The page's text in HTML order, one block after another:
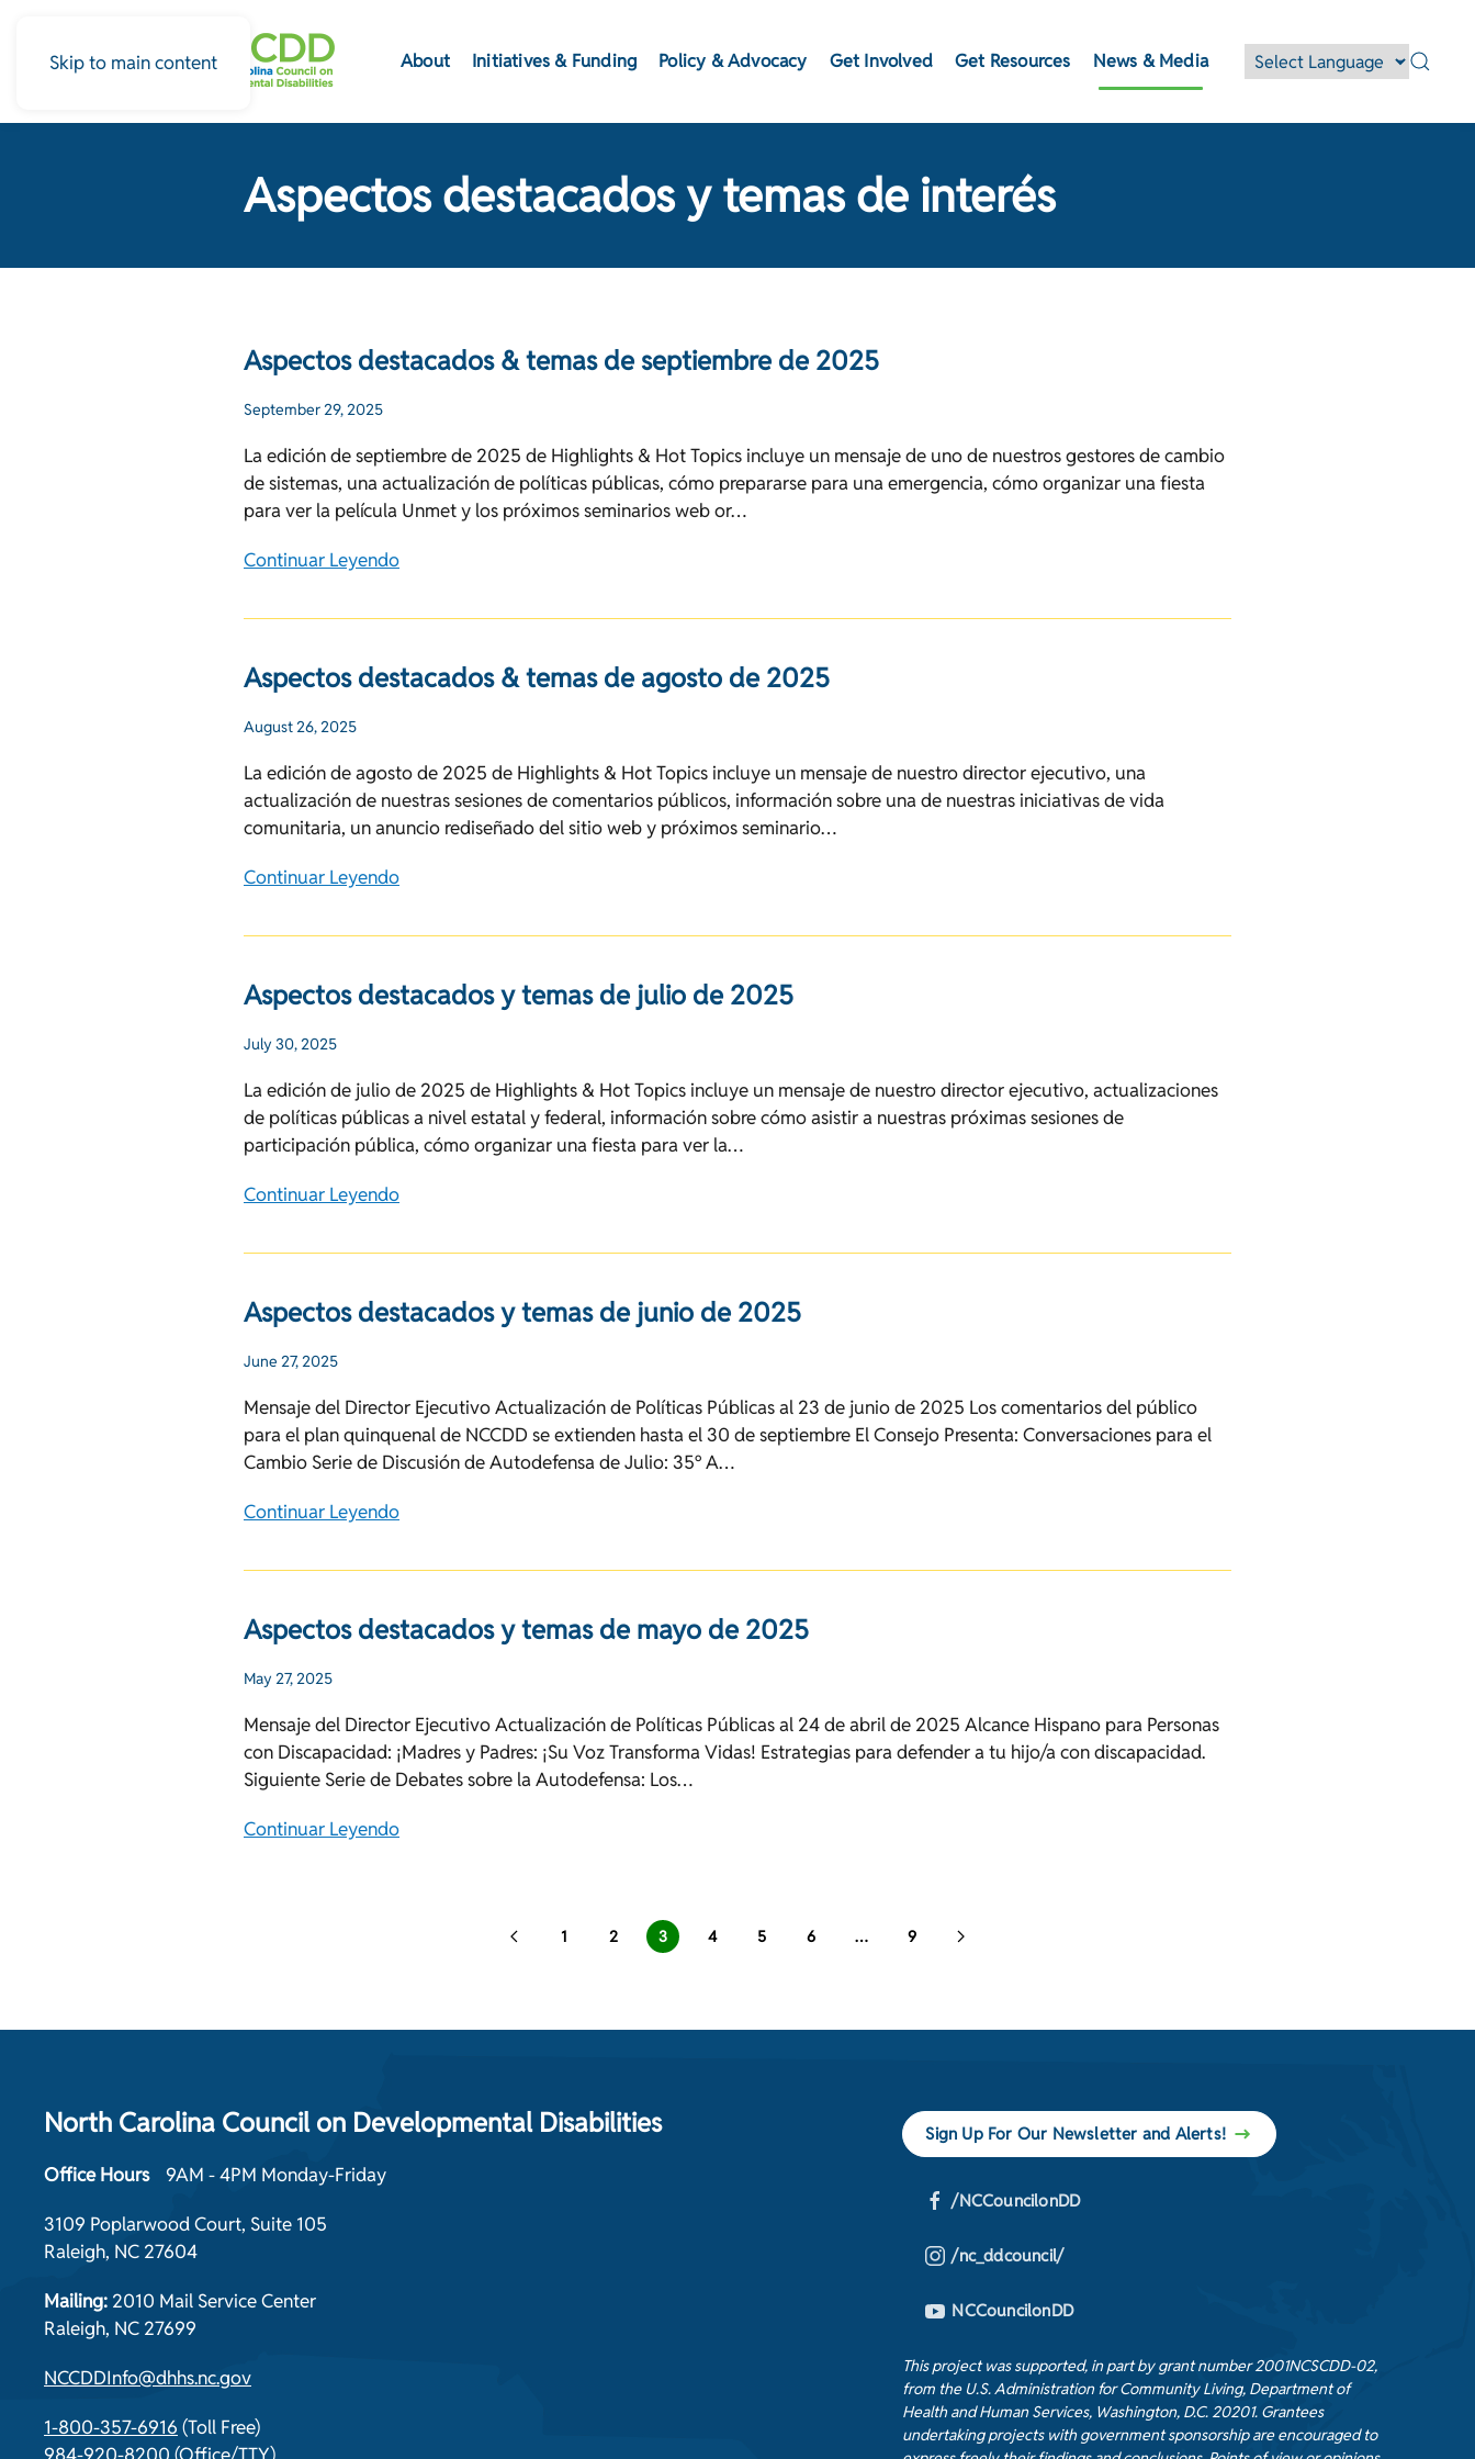
Skip to main content About Initiatives & Funding Policy & Advocacy Get Involved Get Resources News & Media
Aspectos destacados y temas de interés
Aspectos destacados & temas de septiembre de 2025
September 29, 2025
La edición de septiembre de 2025 de Highlights & Hot Topics incluye un mensaje de uno de nuestros gestores de cambio
de sistemas, una actualización de políticas públicas, cómo prepararse para una emergencia, cómo organizar una fiesta
para ver la película Unmet y los próximos seminarios web or…
Continuar Leyendo
Aspectos destacados & temas de agosto de 2025
August 26, 2025
La edición de agosto de 2025 de Highlights & Hot Topics incluye un mensaje de nuestro director ejecutivo, una
actualización de nuestras sesiones de comentarios públicos, información sobre una de nuestras iniciativas de vida
comunitaria, un anuncio rediseñado del sitio web y próximos seminario…
Continuar Leyendo
Aspectos destacados y temas de julio de 2025
July 30, 2025
La edición de julio de 2025 de Highlights & Hot Topics incluye un mensaje de nuestro director ejecutivo, actualizaciones
de políticas públicas a nivel estatal y federal, información sobre cómo asistir a nuestras próximas sesiones de
participación pública, cómo organizar una fiesta para ver la…
Continuar Leyendo
Aspectos destacados y temas de junio de 2025
June 27, 2025
Mensaje del Director Ejecutivo Actualización de Políticas Públicas al 23 de junio de 2025 Los comentarios del público
para el plan quinquenal de NCCDD se extienden hasta el 30 de septiembre El Consejo Presenta: Conversaciones para el
Cambio Serie de Discusión de Autodefensa de Julio: 35º A…
Continuar Leyendo
Aspectos destacados y temas de mayo de 2025
May 27, 2025
Mensaje del Director Ejecutivo Actualización de Políticas Públicas al 24 de abril de 2025 Alcance Hispano para Personas
con Discapacidad: ¡Madres y Padres: ¡Su Voz Transforma Vidas! Estrategias para defender a tu hijo/a con discapacidad.
Siguiente Serie de Debates sobre la Autodefensa: Los…
Continuar Leyendo
1 2 3 4 5 6 … 9
North Carolina Council on Developmental Disabilities
Office Hours 9AM - 4PM Monday-Friday
3109 Poplarwood Court, Suite 105
Raleigh, NC 27604
Mailing: 2010 Mail Service Center
Raleigh, NC 27699
NCCDDInfo@dhhs.nc.gov
1-800-357-6916 (Toll Free)
Sign Up For Our Newsletter and Alerts!
/NCCouncilonDD
/nc_ddcouncil/
NCCouncilonDD
This project was supported, in part by grant number 2001NCSCDD-02,
from the U.S. Administration for Community Living, Department of
Health and Human Services, Washington, D.C. 20201. Grantees
undertaking projects with government sponsorship are encouraged to